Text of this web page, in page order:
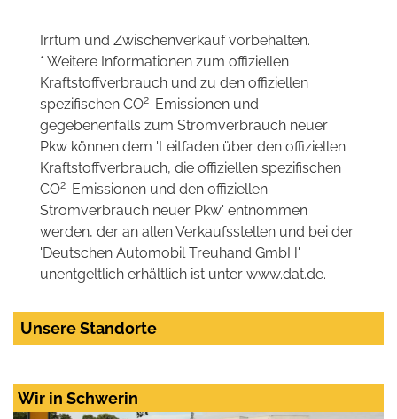
Irrtum und Zwischenverkauf vorbehalten.
* Weitere Informationen zum offiziellen
Kraftstoffverbrauch und zu den offiziellen
spezifischen CO2-Emissionen und
gegebenenfalls zum Stromverbrauch neuer
Pkw können dem 'Leitfaden über den offiziellen
Kraftstoffverbrauch, die offiziellen spezifischen
CO2-Emissionen und den offiziellen
Stromverbrauch neuer Pkw' entnommen
werden, der an allen Verkaufsstellen und bei der
'Deutschen Automobil Treuhand GmbH'
unentgeltlich erhältlich ist unter www.dat.de.
Unsere Standorte
Wir in Schwerin